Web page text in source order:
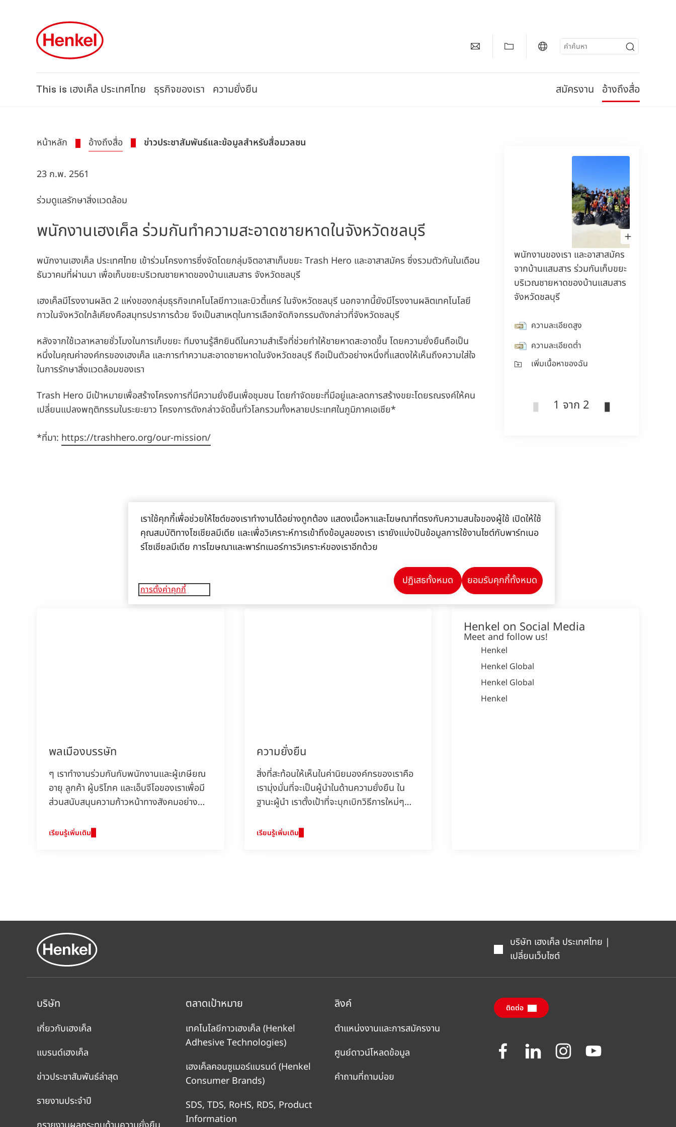
This is เฮงเค็ล ประเทศไทย
150 ปีของเฮงเค็ล
150 ปีแห่งจิตวิญญาณของการบุกเบิก
สะท้อนถึงการขับเคลื่อนความก้าวหน้าด้วยเป้า
เปลี่ยนแปลงให้กลายเป็นโอกาส ขับเคลื่อน
นวัตกรรม ความยั่งยืน และความรับผิดชอบ
เพื่อร่วมกันสร้างอนาคตที่ดียิ่งขึ้น
ธุรกิจของเรา ความยั่งยืน สมัครงาน อ้างถึงสื่อ
หน้าหลัก อ้างถึงสื่อ ข่าวประชาสัมพันธ์และข้อมูลสำหรับสื่อมวลชน
23 ก.พ. 2561
ร่วมดูแลรักษาสิ่งแวดล้อม
พนักงานเฮงเค็ล ร่วมกันทำความสะอาดชายหาดในจังหวัดชลบุรี
พนักงานเฮงเค็ล ประเทศไทย เข้าร่วมโครงการซึ่งจัดโดยกลุ่มจิตอาสาเก็บขยะ Trash Hero และอาสาสมัคร ซึ่งรวมตัวกันในเดือน
ธันวาคมที่ผ่านมา เพื่อเก็บขยะบริเวณชายหาดของบ้านแสมสาร จังหวัดชลบุรี
เฮงเค็ลมีโรงงานผลิต 2 แห่งของกลุ่มธุรกิจเทคโนโลยีกาวและบิวตี้แคร์ ในจังหวัดชลบุรี นอกจากนี้ยังมีโรงงานผลิตเทคโนโลยี
กาวในจังหวัดใกล้เคียงคือสมุทรปราการด้วย จึงเป็นสาเหตุในการเลือกจัดกิจกรรมดังกล่าวที่จังหวัดชลบุรี
หลังจากใช้เวลาหลายชั่วโมงในการเก็บขยะ ทีมงานรู้สึกยินดีในความสำเร็จที่ช่วยทำให้ชายหาดสะอาดขึ้น โดยความยั่งยืนถือเป็น
หนึ่งในคุณค่าองค์กรของเฮงเค็ล และการทำความสะอาดชายหาดในจังหวัดชลบุรี ถือเป็นตัวอย่างหนึ่งที่แสดงให้เห็นถึงความใส่ใจ
ในการรักษาสิ่งแวดล้อมของเรา
Trash Hero มีเป้าหมายเพื่อสร้างโครงการที่มีความยั่งยืนเพื่อชุมชน โดยกำจัดขยะที่มีอยู่และลดการสร้างขยะโดยรณรงค์ให้คน
เปลี่ยนแปลงพฤติกรรมในระยะยาว โครงการดังกล่าวจัดขึ้นทั่วโลกรวมทั้งหลายประเทศในภูมิภาคเอเชีย*
*ที่มา: https://trashhero.org/our-mission/
เปิด
รูป
ใน
พนักงานของเรา และอาสาสมัคร
จากบ้านแสมสาร ร่วมกันเก็บขยะ
บริเวณชายหาดของบ้านแสมสาร
จังหวัดชลบุรี
ความละเอียดสูง
ความละเอียดต่ำ
เพิ่มเนื้อหาของฉัน
1 จาก 2
พลเมืองบรรษัท
ๆ เราทำงานร่วมกันกับพนักงานและผู้เกษียณ
อายุ ลูกค้า ผู้บริโภค และเอ็นจีโอของเราเพื่อมี
ส่วนสนับสนุนความก้าวหน้าทางสังคมอย่าง
สังคมของเราซึ่งเป็นจุดมุ่งหมายและค่านิยม
เรียนรู้เพิ่มเติม
ความยั่งยืน
สิ่งที่สะท้อนให้เห็นในค่านิยมองค์กรของเราคือ
เรามุ่งมั่นที่จะเป็นผู้นำในด้านความยั่งยืน ใน
ฐานะผู้นำ เราตั้งเป้าที่จะบุกเบิกวิธีการใหม่ๆ
ธุรกิจอย่างมีความรับผิดชอบและเพิ่มความ
เรียนรู้เพิ่มเติม
Henkel on Social Media
Meet and follow us!
Henkel
Henkel Global
Henkel Global
Henkel
บริษัท เฮงเค็ล ประเทศไทย |
เปลี่ยนเว็บไซต์
บริษัท
เกี่ยวกับเฮงเค็ล
แบรนด์เฮงเค็ล
ข่าวประชาสัมพันธ์ล่าสุด
รายงานประจำปี
ตลาดเป้าหมาย
เทคโนโลยีกาวเฮงเค็ล(Henkel
Adhesive Technologies)
เฮงเค็ลคอนซูเมอร์แบรนด์(Henkel
Consumer Brands)
SDS, TDS, RoHS, RDS, Product
Information
ลิงค์
ตำแหน่งงานและการสมัครงาน
ศูนย์ดาวน์โหลดข้อมูล
คำถามที่ถามบ่อย
ติดต่อ
Join
Join
on
Join
on
Join
us
on
เราใช้คุกกี้เพื่อช่วยให้ไซต์ของเราทำงานได้อย่างถูกต้อง แสดงเนื้อหาและโฆษณาที่ตรงกับความสนใจของผู้ใช้ เปิดให้ใช้
คุณสมบัติทางโซเชียลมีเดีย และเพื่อวิเคราะห์การเข้าถึงข้อมูลของเรา เรายังแบ่งปันข้อมูลการใช้งานไซต์กับพาร์ทเนอ
ร์โซเชียลมีเดีย การโฆษณาและพาร์ทเนอร์การวิเคราะห์ของเราอีกด้วย
การตั้งค่าคุกกี้
ปฏิเสธทั้งหมด ยอมรับคุกกี้ทั้งหมด